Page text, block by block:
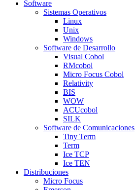
Software
Sistemas Operativos
Linux
Unix
Windows
Software de Desarrollo
Visual Cobol
RMcobol
Micro Focus Cobol
Relativity
BIS
WOW
ACUcobol
SILK
Software de Comunicaciones
Tiny Term
Term
Ice TCP
Ice TEN
Distribuciones
Micro Focus